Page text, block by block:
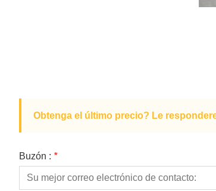
Obtenga el último precio? Le
Buzón : *